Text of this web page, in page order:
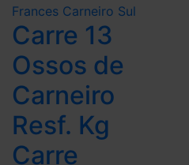
Carre 13
Ossos de
Carneiro
Resf. Kg
Carre